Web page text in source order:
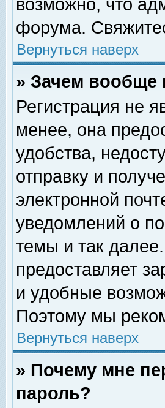
возможно, что
форума.
Вернуться наверх
» Зачем вообще
Регистрация не
менее, она
удобства,
отправку и
электронной
уведомлений о
темы и так
предоставляет
и удобные
Поэтому мы
Вернуться наверх
» Почему мне
пароль?